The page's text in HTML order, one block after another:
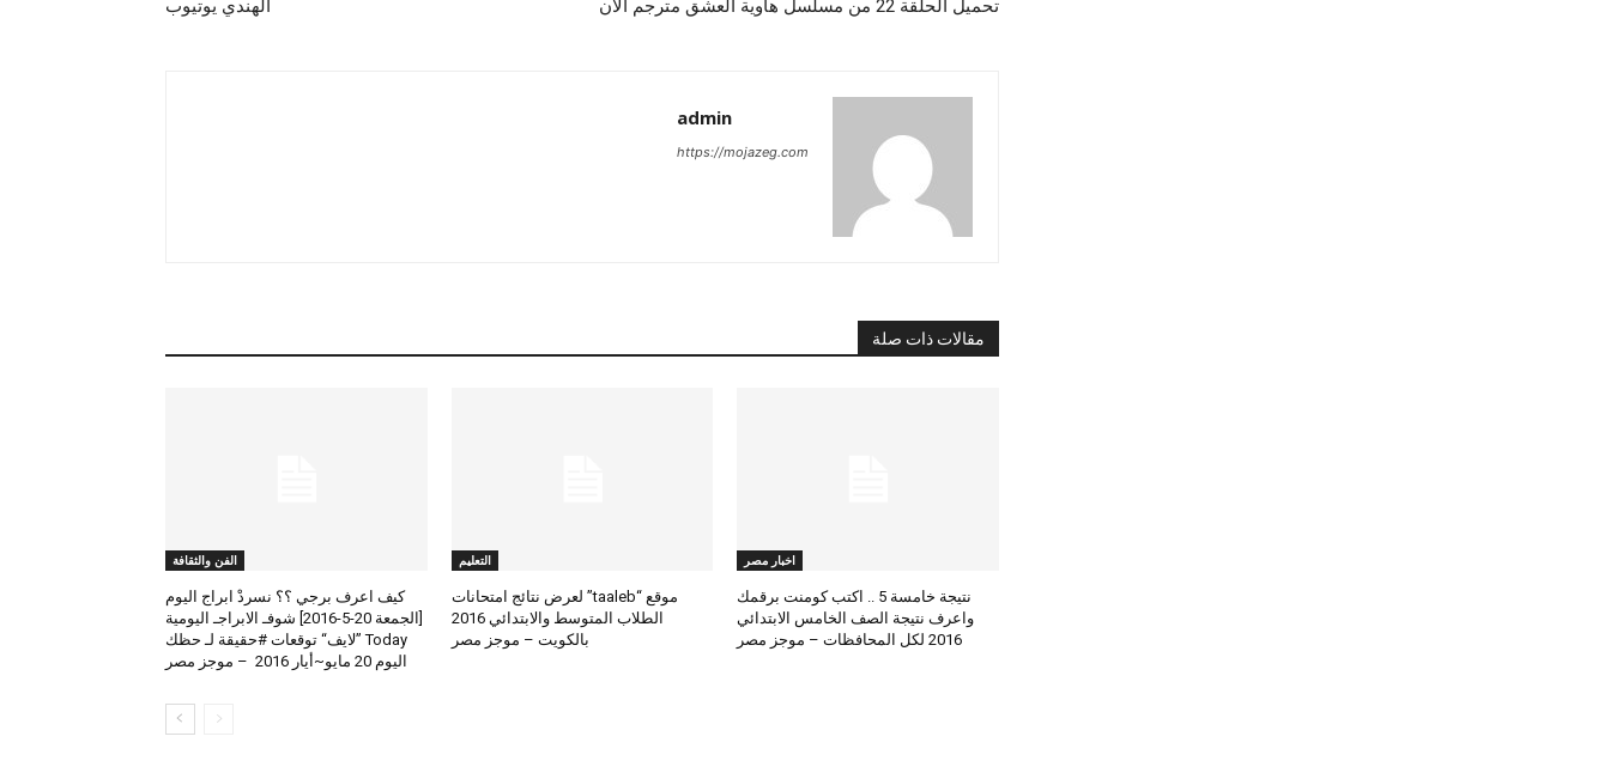
الهندي يوتيوب
تحميل الحلقة 22 من مسلسل هاوية العشق مترجم الان
admin
https://mojazeg.com
مقالات ذات صلة
اخبار مصر
نتيجة خامسة 5 .. اكتب كومنت برقمك
واعرف نتيجة الصف الخامس الابتدائي
2016 لكل المحافظات – موجز مصر
التعليم
موقع “taaleb” لعرض نتائج امتحانات
الطلاب المتوسط والابتدائي 2016
بالكويت – موجز مصر
الفن والثقافة
كيف اعرف برجي ؟؟ نسردْ ابراج اليوم
[الجمعة 20-5-2016] شوفـ الابراجـ اليومية
Today ”لايف“ توقعات #حقيقة لـ حظك
اليوم 20 مايو~أيار 2016 – موجز مصر